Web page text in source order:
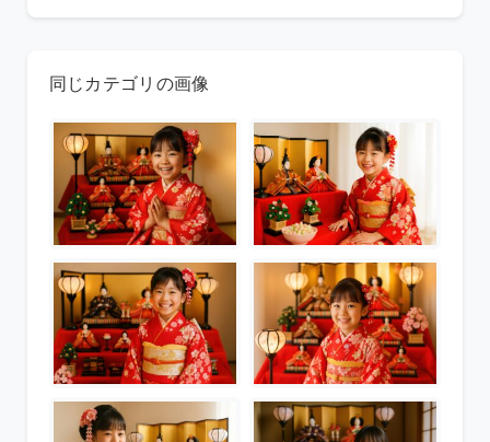
同じカテゴリの画像